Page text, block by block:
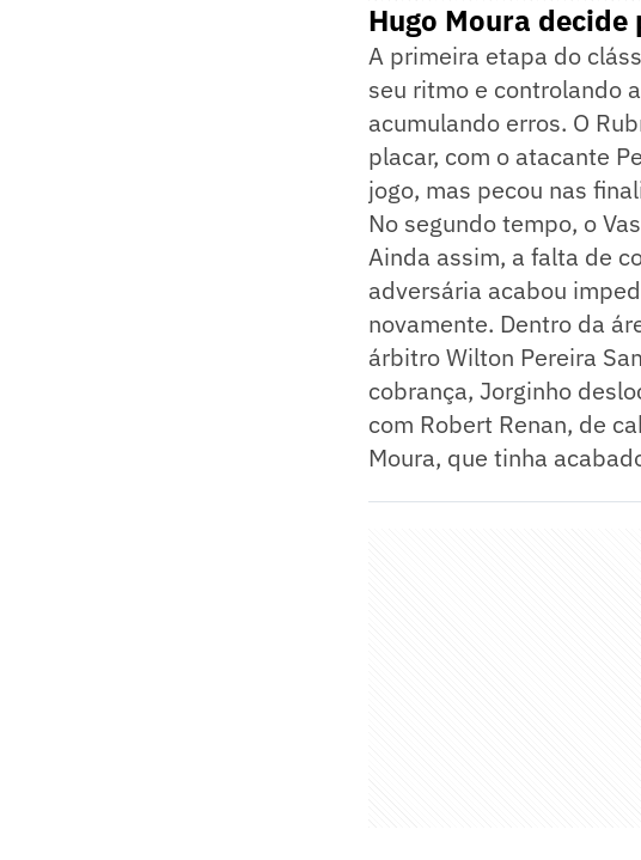
Hugo Moura
A primeira etapa do
seu ritmo e controlando
acumulando erros. O
placar, com o atacante
jogo, mas pecou nas
No segundo tempo, o
Ainda assim, a falta de
adversária acabou
novamente. Dentro da
árbitro Wilton Pereira
cobrança, Jorginho
com Robert Renan, de
Moura, que tinha